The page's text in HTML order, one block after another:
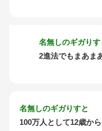
名無しのギガりす
2進法でもまあま
名無しのギガりすと
100万人として12歳か